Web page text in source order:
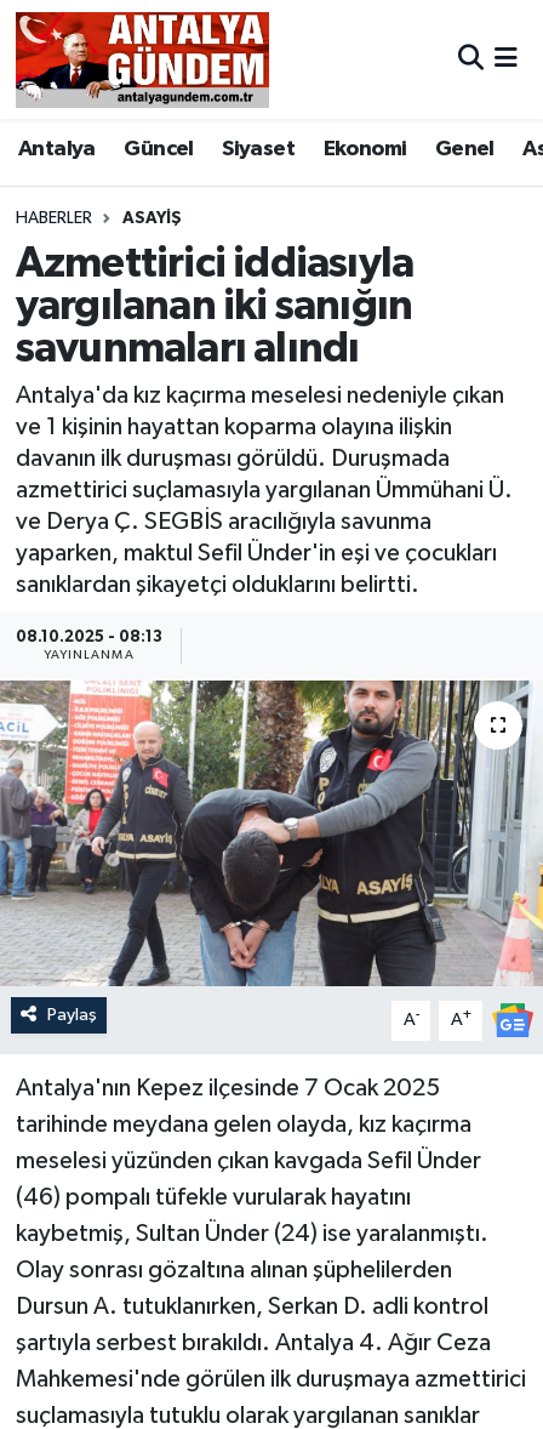
Antalya Güncel Siyaset Ekonomi Genel
HABERLER ASAYIŞ
Azmettirici iddiasıyla
yargılanan iki sanığın
savunmaları alındı
Antalya'da kız kaçırma meselesi nedeniyle çıkan
ve 1 kişinin hayattan koparma olayına ilişkin
davanın ilk duruşması görüldü. Duruşmada
azmettirici suçlamasıyla yargılanan Ümmühani Ü.
ve Derya Ç. SEGBİS aracılığıyla savunma
yaparken, maktul Sefil Ünder'in eşi ve çocukları
sanıklardan şikayetçi olduklarını belirtti.
08.10.2025 - 08:13
YAYINLANMA
Paylaş A- A+
Antalya'nın Kepez ilçesinde 7 Ocak 2025
tarihinde meydana gelen olayda, kız kaçırma
meselesi yüzünden çıkan kavgada Sefil Ünder
(46) pompalı tüfekle vurularak hayatını
kaybetmiş, Sultan Ünder (24) ise yaralanmıştı.
Olay sonrası gözaltına alınan şüphelilerden
Dursun A. tutuklanırken, Serkan D. adli kontrol
şartıyla serbest bırakıldı. Antalya 4. Ağır Ceza
Mahkemesi'nde görülen ilk duruşmaya azmettirici
suçlamasıyla tutuklu olarak yargılanan sanıklar
Antalya
Asayiş
Bilim & Teknoloji
Bölge
EĞİTİM
Ekonomi
Genel
Görüntülü Haber
Güncel
Kültür & Sanat
Magazin
Resmi İlan
Sağlık & Yaşam
Siyaset
Spor
Antalya Nöbetçi Eczaneler
Antalya Hava Durumu
Antalya Namaz Vakitleri
Antalya Trafik Yoğunluk Haritası
Süper Lig Puan Durumu ve Fikstür
Tüm Manşetler
Son Dakika Haberleri
Haber Arşivi